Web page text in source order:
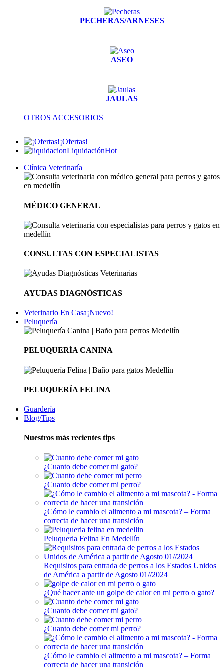
PECHERAS/ARNESES
ASEO
JAULAS
OTROS ACCESORIOS
¡Ofertas!
LiquidaciónHot
Clínica Veterinaría
MÉDICO GENERAL
CONSULTAS CON ESPECIALISTAS
AYUDAS DIAGNÓSTICAS
Veterinario En Casa¡Nuevo!
Peluquería
PELUQUERÍA CANINA
PELUQUERÍA FELINA
Guardería
Blog/Tips
Nuestros más recientes tips
¿Cuanto debe comer mi gato?
¿Cuanto debe comer mi perro?
¿Cómo le cambio el alimento a mi mascota? – Forma
correcta de hacer una transición
Peluqueria Felina En Medellín
Requisitos para entrada de perros a los Estados Unidos
de América a partir de Agosto 01//2024
¿Qué hacer ante un golpe de calor en mi perro o gato?
¿Cuanto debe comer mi gato?
¿Cuanto debe comer mi perro?
¿Cómo le cambio el alimento a mi mascota? – Forma
correcta de hacer una transición